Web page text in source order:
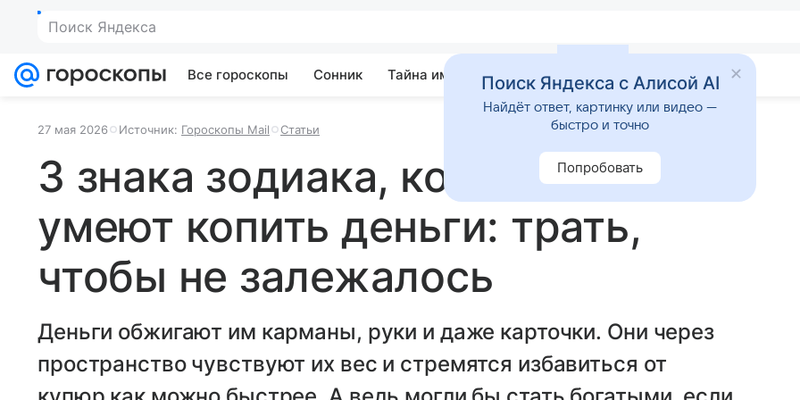
Поиск Яндекса
Все гороскопы Сонник Тайна имени Гадания Приметы
27 мая 2026 Источник: Гороскопы Mail Статьи
3 знака зодиака, которые не
умеют копить деньги: трать,
чтобы не залежалось
Деньги обжигают им карманы, руки и даже карточки. Они через
пространство чувствуют их вес и стремятся избавиться от
Поиск Яндекса с Алисой AI
Найдёт ответ, картинку или видео —
быстро и точно
Попробовать